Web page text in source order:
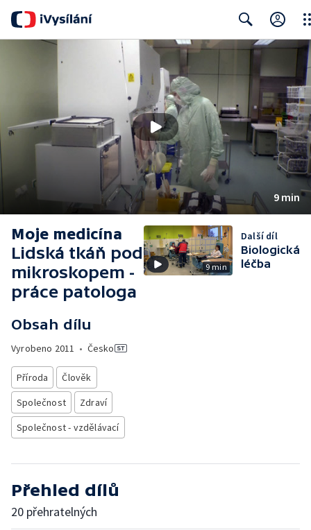
Search
9 min
Moje medicína
Lidská tkáň pod
mikroskopem -
práce patologa
Obsah dílu
Vyrobeno 2011 • Česko
Příroda
Člověk
Společnost
Zdraví
Společnost - vzdělávací
9 min
Další díl
Biologická
léčba
Přehled dílů
20 přehratelných